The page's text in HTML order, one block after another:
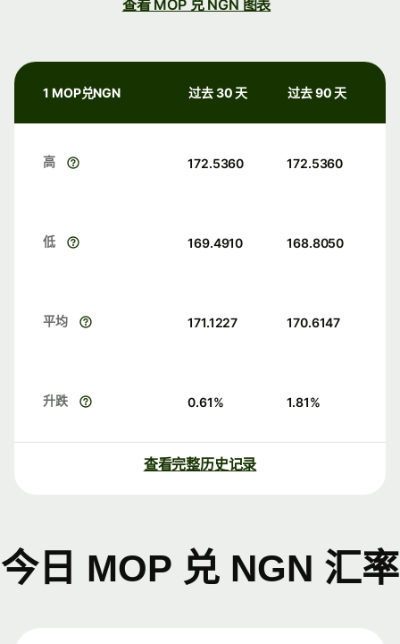
查看 MOP 兑 NGN 图表
1 MOP兑NGN 过去 30 天 过去 90 天
高 172.5360 172.5360
低 169.4910 168.8050
平均 171.1227 170.6147
升跌 0.61% 1.81%
查看完整历史记录
今日 MOP 兑 NGN 汇率